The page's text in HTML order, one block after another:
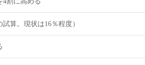
算。現状は16％程度）